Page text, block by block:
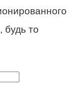
будь то